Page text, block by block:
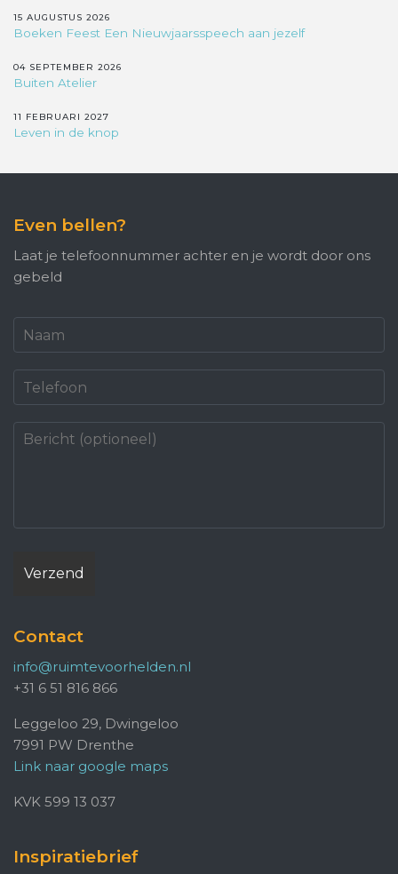
15 AUGUSTUS 2026
Boeken Feest Een Nieuwjaarsspeech aan jezelf
04 SEPTEMBER 2026
Buiten Atelier
11 FEBRUARI 2027
Leven in de knop
Even bellen?
Laat je telefoonnummer achter en je wordt door ons
gebeld
Contact
info@ruimtevoorhelden.nl
+31 6 51 816 866
Leggeloo 29, Dwingeloo
7991 PW Drenthe
Link naar google maps
KVK 599 13 037
Inspiratiebrief